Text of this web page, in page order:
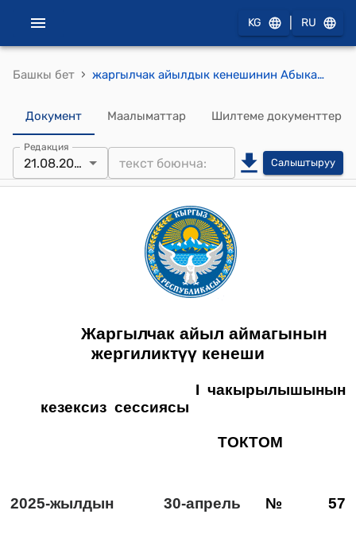
KG RU
Башкы бет › жаргылчак айылдык кенешинин Абыканова Айдананын кайрылуусу жөнүндө токтому
Документ Маалыматтар Шилтеме документтер
Редакция
21.08.2025 Салыштыруу